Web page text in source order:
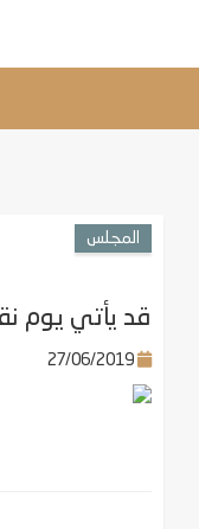
المجلس
قد يأتي يوم
27/06/2019